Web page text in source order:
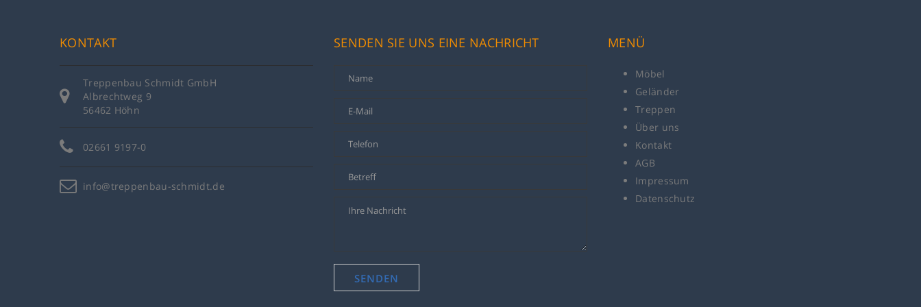
KONTAKT
Treppenbau Schmidt GmbH
Albrechtweg 9
56462 Höhn
02661 9197-0
info@treppenbau-schmidt.de
SENDEN SIE UNS EINE NACHRICHT MENÜ
Möbel
Geländer
Treppen
Über uns
Kontakt
AGB
Impressum
Datenschutz